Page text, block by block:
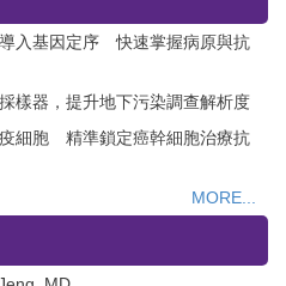
入基因定序 快速掌握病原與抗
樣器，提升地下污染調查解析度
疫細胞 精準鎖定癌幹細胞治療抗
MD